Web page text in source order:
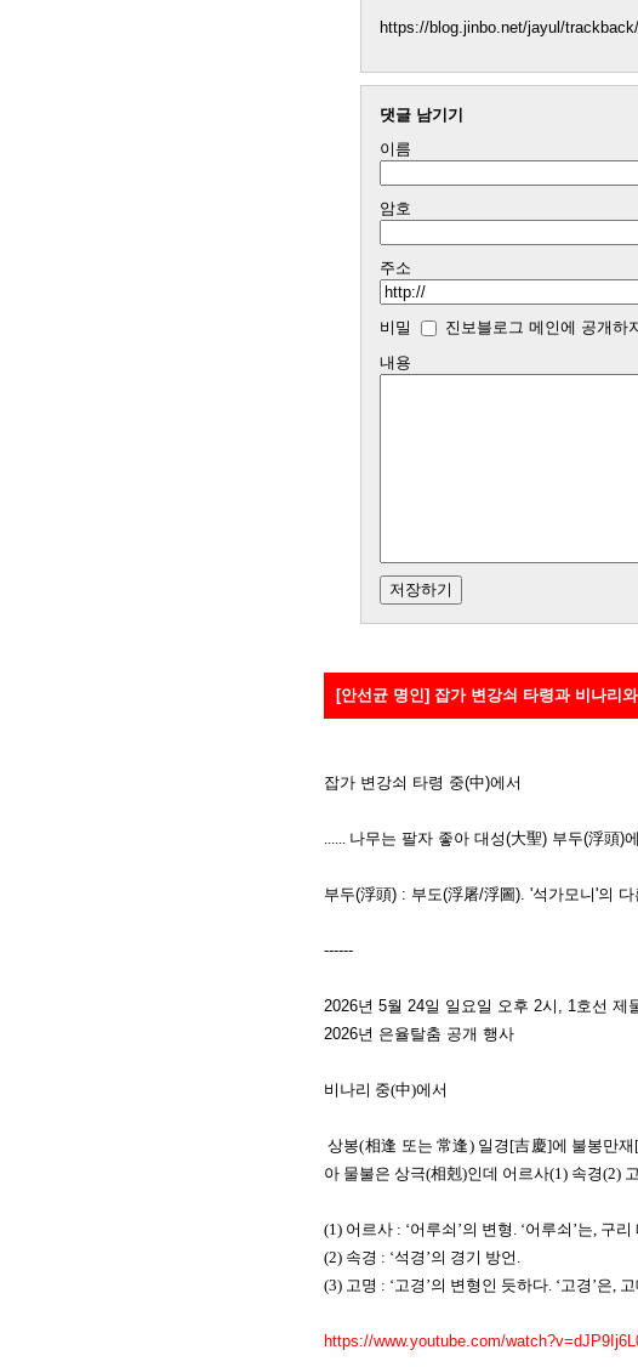
https://blog.jinbo.net/jayul/
댓글 남기기
이름
암호
주소
비밀
진보블로그 메인에 공개하
내용
[안선균 명인] 잡가 변강쇠 타령과 비나리
잡가 변강쇠 타령 중(中)에서
나무는 팔자 좋아 대성(大聖) 부두(浮頭)
부두(浮頭) : 부도(浮屠/浮圖). '석가모니'의
------
2026년 5월 24일 일요일 오후 2시, 1호선
2026년 은율탈춤 공개 행사
비나리 중(中)에서
상봉(相逢 또는 常逢) 일경[吉慶]에 불봉만
아 물불은 상극(相剋)인데 어르사(1) 속경(2)
(1) 어르사 : ‘어루쇠’의 변형. ‘어루쇠’는, 구
(2) 속경 : ‘석경’의 경기 방언.
(3) 고명 : ‘고경’의 변형인 듯하다. ‘고경’은,
https://www.youtube.com/